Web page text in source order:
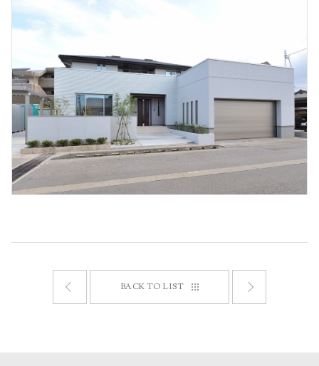
会社情報
構造・防水20年保証 地震建替10年保証
BACK TO LIST